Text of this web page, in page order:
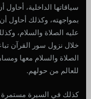
سياقاتها الداخلية،
بمواجهته، وكذلك أحاول
عليه الصلاة والسلام،
خلال نزول سور القرآن
الصلاة والسلام معها
للعالم من حولهم.
كذلك في السيرة مستمرة